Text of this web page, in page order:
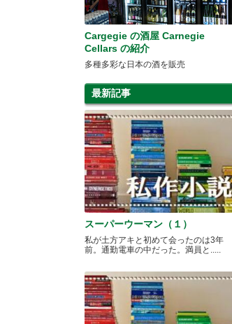
Cargegie の酒屋 Carnegie
Cellars の紹介
多種多彩な日本の酒を販売
最新記事
スーパーウーマン（１）
私が土方アキと初めて会ったのは3年
前。通勤電車の中だった。満員と.....